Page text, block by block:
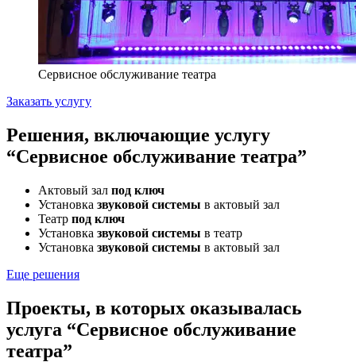
Сервисное обслуживание театра
Заказать услугу
Решения, включающие услугу
“Сервисное обслуживание театра”
Актовый зал под ключ
Установка звуковой системы в актовый зал
Театр под ключ
Установка звуковой системы в театр
Установка звуковой системы в актовый зал
Еще решения
Проекты, в которых оказывалась
услуга “Сервисное обслуживание
театра”